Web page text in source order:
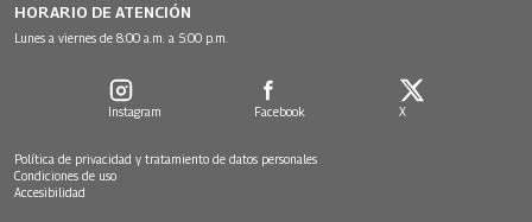
HORARIO DE ATENCIÓN
Lunes a viernes de 8:00 a.m. a 5:00 p.m.
Instagram Facebook X
Política de privacidad y tratamiento de datos personales
Condiciones de uso
Accesibilidad